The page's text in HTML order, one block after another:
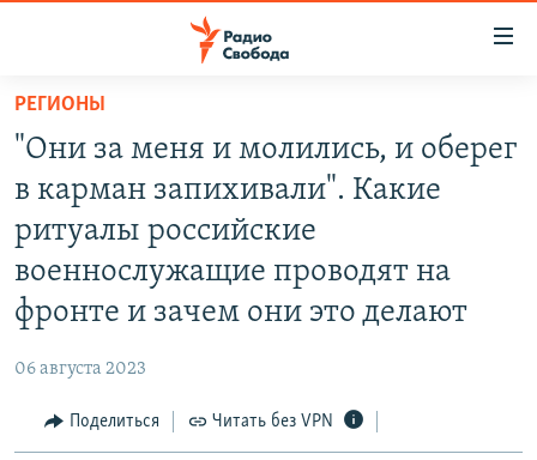
упрощенного
доступа
основному
содержанию
Вернутся
главной
навигации
Вернутся
ПРОГРАММЫ
АВТОРСКИЕ ПРОЕКТЫ
МНЕНИЯ
IDEL.РЕАЛИИ
КАВКАЗ.РЕАЛИИ
РЕГИОНЫ
"Они за меня и молились, и оберег
в карман запихивали". Какие
ритуалы российские
военнослужащие проводят на
фронте и зачем они это делают
06 августа 2023
Поделиться Читать без VPN